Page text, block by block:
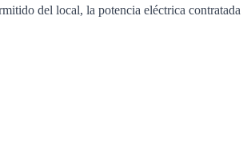
del local, la potencia eléctrica contratada